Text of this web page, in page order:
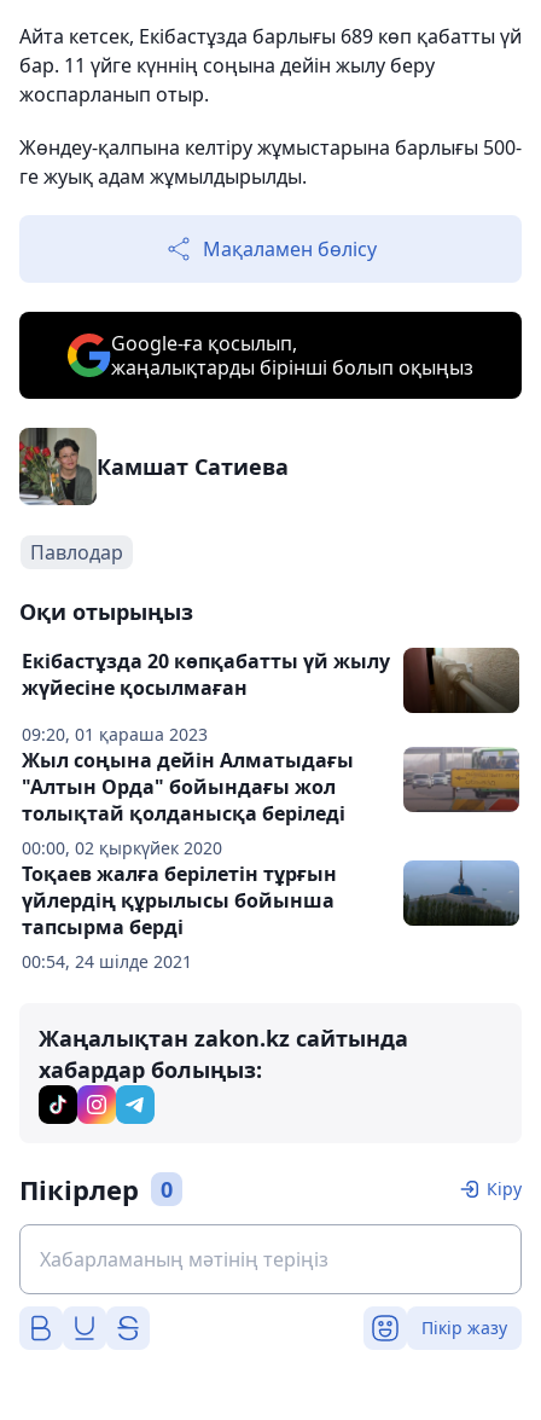
Айта кетсек, Екібастұзда барлығы 689 көп қабатты үй
бар. 11 үйге күннің соңына дейін жылу беру
жоспарланып отыр.
Жөндеу-қалпына келтіру жұмыстарына барлығы 500-
ге жуық адам жұмылдырылды.
Мақаламен бөлісу
Google-ға қосылып,
жаңалықтарды бірінші болып оқыңыз
Камшат Сатиева
Павлодар
Оқи отырыңыз
09:20, 01 қараша 2023
Екібастұзда 20 көпқабатты үй жылу
жүйесіне қосылмаған
00:00, 02 қыркүйек 2020
Жыл соңына дейін Алматыдағы
"Алтын Орда" бойындағы жол
толықтай қолданысқа беріледі
00:54, 24 шілде 2021
Тоқаев жалға берілетін тұрғын
үйлердің құрылысы бойынша
тапсырма берді
Жаңалықтан zakon.kz сайтында
хабардар болыңыз:
Пікірлер 0 Кіру
Пікір жазу